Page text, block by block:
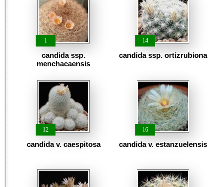
1
candida ssp.
menchacaensis
14
candida ssp. ortizrubiona
12
candida v. caespitosa
16
candida v. estanzuelensis